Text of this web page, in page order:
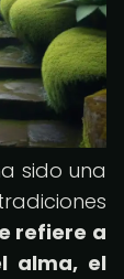
sido una
refiere a
alma, el